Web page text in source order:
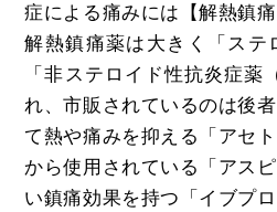
症による痛みには【解熱鎮
解熱鎮痛薬は大きく「ステ
「非ステロイド性抗炎症薬
れ、市販されているのは後
て熱や痛みを抑える「アセ
から使用されている「アス
い鎮痛効果を持つ「イブプ